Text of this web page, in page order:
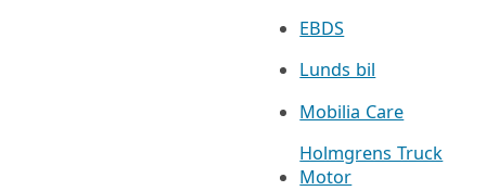
EBDS
Lunds bil
Mobilia Care
Holmgrens Truck
Motor